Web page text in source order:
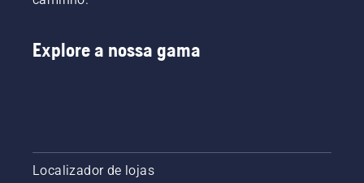
Explore a nossa gama
Localizador de lojas